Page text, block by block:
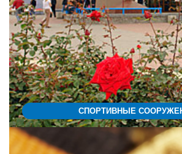
СПОРТИВНЫЕ